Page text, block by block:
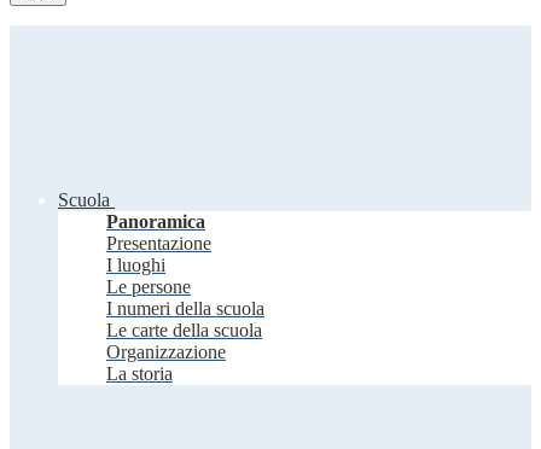
Scuola
Panoramica
Presentazione
I luoghi
Le persone
I numeri della scuola
Le carte della scuola
Organizzazione
La storia